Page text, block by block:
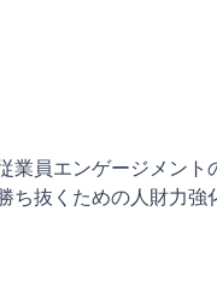
業員エンゲージメント
ち抜くための人財力強